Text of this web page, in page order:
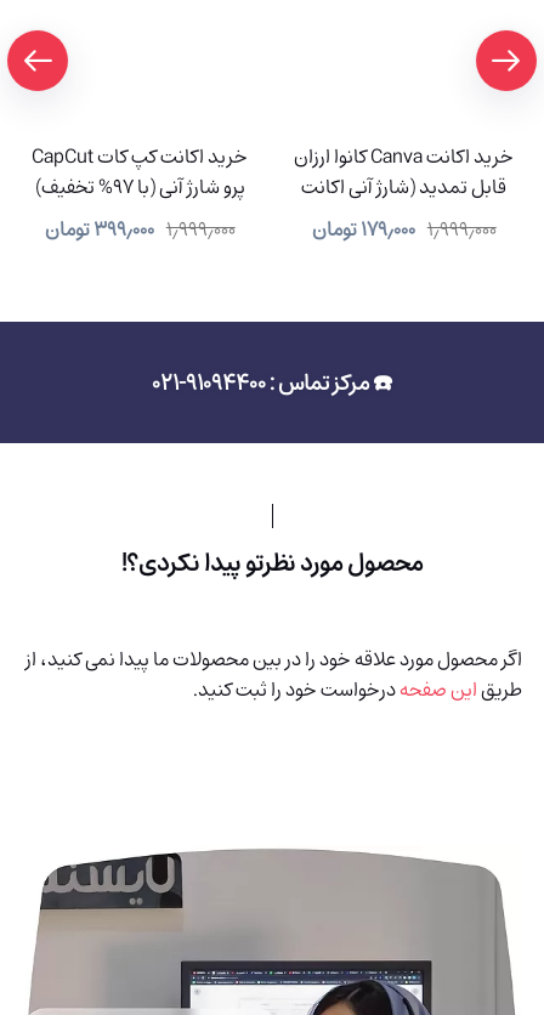
خرید اکانت Canva کانوا ارزان
قابل تمدید (شارژ آنی اکانت
شما) ۱٫۹۹۹٫۰۰۰ ۱۷۹٫۰۰۰تومان
خرید اکانت کپ کات CapCut
پرو شارژ آنی (با 97% تخفیف)
۱٫۹۹۹٫۰۰۰ ۳۹۹٫۰۰۰تومان
☎️ مرکز تماس : 91094400-021
محصول مورد نظرتو پیدا نکردی؟!
اگر محصول مورد علاقه خود را در بین محصولات ما پیدا نمی کنید، از
طریقاین صفحهدرخواست خود را ثبت کنید.